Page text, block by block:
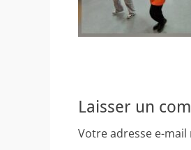
Laisser un
Votre adresse e-mail